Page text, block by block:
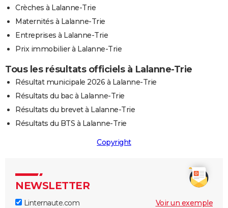
Crèches à Lalanne-Trie
Maternités à Lalanne-Trie
Entreprises à Lalanne-Trie
Prix immobilier à Lalanne-Trie
Tous les résultats officiels à Lalanne-Trie
Résultat municipale 2026 à Lalanne-Trie
Résultats du bac à Lalanne-Trie
Résultats du brevet à Lalanne-Trie
Résultats du BTS à Lalanne-Trie
Copyright
NEWSLETTER
Linternaute.com Voir un exemple